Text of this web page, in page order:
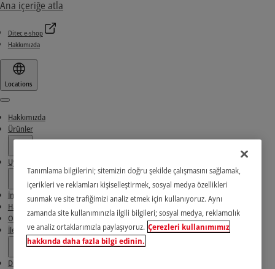
Ana içeriğe atla
Ditec e-shop
Hakkımızda
Locations
Menu
Hakkımızda
Ürünler
Uygulamalar
İndirme Alanı
Haberler ve Başarı Öyküleri
Ortaklarımızı bulun
İletişim
Ditec e-shop
Tanımlama bilgilerini; sitemizin doğru şekilde çalışmasını sağlamak,
içerikleri ve reklamları kişiselleştirmek, sosyal medya özellikleri
sunmak ve site trafiğimizi analiz etmek için kullanıyoruz. Aynı
zamanda site kullanımınızla ilgili bilgileri; sosyal medya, reklamcılık
ve analiz ortaklarımızla paylaşıyoruz. Çerezleri kullanımımız
hakkında daha fazla bilgi edinin.